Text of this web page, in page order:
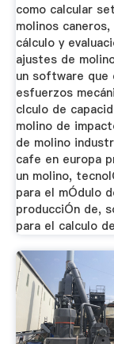
como calcular
molinos caneros,
cálculo y
ajustes de
un software que
esfuerzos
clculo de
molino de
de molino
cafe en europa
un molino,
para el mÓdulo
producciÓn de,
para el calculo